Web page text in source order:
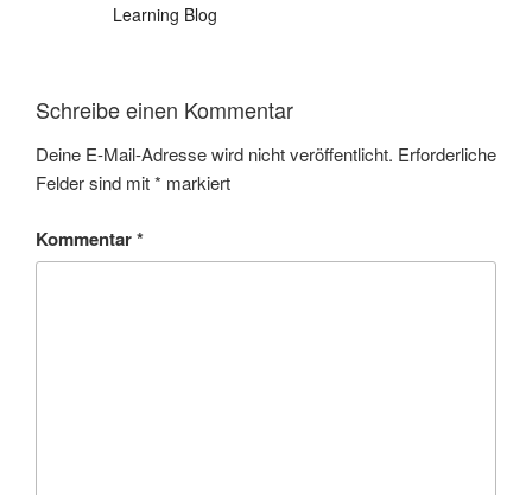
Learning Blog
Schreibe einen Kommentar
Deine E-Mail-Adresse wird nicht veröffentlicht. Erforderliche
Felder sind mit* markiert
Kommentar*